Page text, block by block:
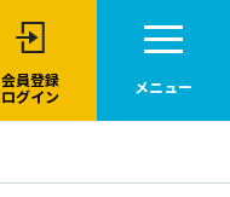
会員登録
ログイン
メニュー